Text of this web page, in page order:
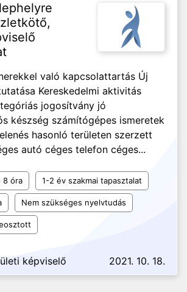
való kapcsolattartás Új
Kereskedelmi aktivitás
jogosítvány jó
készség számítógépes ismeretek
hasonló területen szerzett
autó céges telefon céges...
8 óra 1-2 év szakmai tapasztalat
Nem szükséges nyelvtudás
képviselő 2021. 10. 18.